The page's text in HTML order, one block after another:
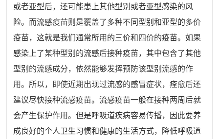
或者亚型后，还可能患上其他型别或者亚型感染的风
险。而流感疫苗则是覆盖了多种不同型别和亚型的多价
疫苗，这就是我们通常所用的三价和四价的疫苗。如果
感染上了某种型别的流感后接种疫苗，其中包含了其他
型别的流感成分，依然能够发挥预防该型别流感的作
用。所以，即使近期出现过流感的感冒症状，痊愈后还
建议尽快接种流感疫苗。流感疫苗一般在接种两周后就
会产生保护作用。但是呼吸道疾病容易传播，因此要养
成良好的个人卫生习惯和健康的生活方式，降低呼吸道